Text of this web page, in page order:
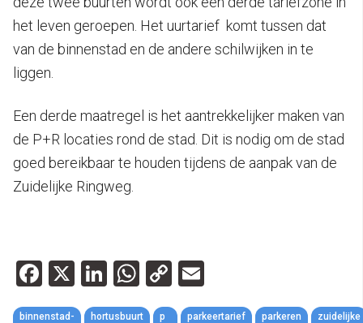
het leven geroepen. Het uurtarief komt tussen dat
van de binnenstad en de andere schilwijken in te
liggen.
Een derde maatregel is het aantrekkelijker maken van
de P+R locaties rond de stad. Dit is nodig om de stad
goed bereikbaar te houden tijdens de aanpak van de
Zuidelijke Ringweg.
Facebook
X LinkedIn
WhatsApp
Copy
Link
binnenstad-
hortusbuurt
p
parkeertarief parkeren
zuidelijke